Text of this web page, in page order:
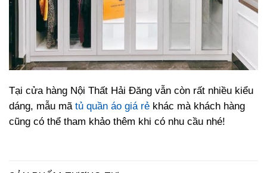
Tại cửa hàng Nội Thất Hải Đăng vẫn còn rất nhiều kiểu
dáng, mẫu mã tủ quần áo giá rẻ khác mà khách hàng
cũng có thể tham khảo thêm khi có nhu cầu nhé!